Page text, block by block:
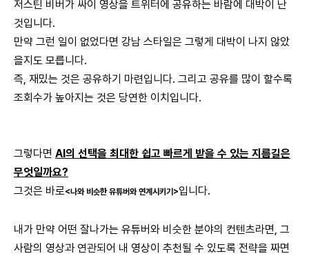
저스틴 비버가 싸이 영상을 트위터에 공유하는 바람에 대박이 난
것입니다.
만약 그런 일이 없었다면 강남 스타일은 그렇게 대박이 나지 않았
을지도 모릅니다.
즉, 재밌는 것은 공유하기 마련입니다. 그리고 공유를 많이 할수록
조회수가 높아지는 것은 당연한 이치입니다.
그렇다면 AI의 선택을 최대한 쉽고 빠르게 받을 수 있는 지름길은
무엇일까요?
그것은 바로<나와 비슷한 유튜버와 연계시키기>입니다.
내가 만약 어떤 잘나가는 유튜버와 비슷한 분야의 컨텐츠라면, 그
사람의 영상과 연관되어 내 영상이 추천될 수 있도록 전략을 짜면